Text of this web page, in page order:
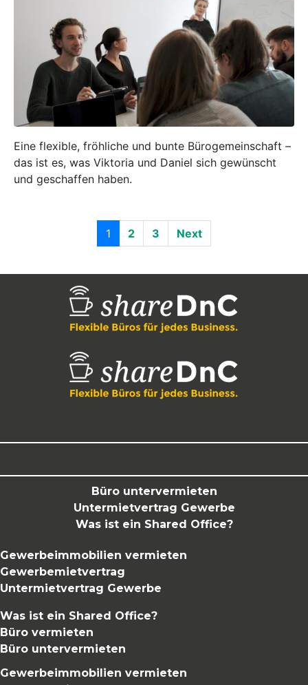
Eine flexible, fröhliche und bunte Bürogemeinschaft –
das ist es, was Viktoria und Daniel sich gewünscht
und geschaffen haben.
1 2 3 Next
Büro untervermieten
Untermietvertrag Gewerbe
Was ist ein Shared Office?
Gewerbeimmobilien vermieten
Gewerbemietvertrag
Untermietvertrag Gewerbe
Was ist ein Shared Office?
Büro vermieten
Büro untervermieten
Gewerbeimmobilien vermieten